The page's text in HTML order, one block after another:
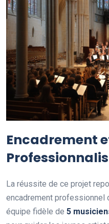
Encadrement
La réussite de ce projet
encadrement professionnel
équipe fidèle de 5 musicien